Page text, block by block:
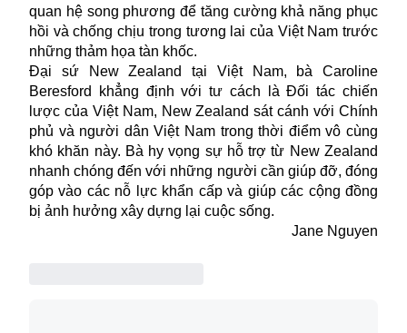
quan hệ song phương để tăng cường khả năng phục
hồi và chống chịu trong tương lai của Việt Nam trước
những thảm họa tàn khốc.
Đại sứ New Zealand tại Việt Nam, bà Caroline
Beresford khẳng định với tư cách là Đối tác chiến
lược của Việt Nam, New Zealand sát cánh với Chính
phủ và người dân Việt Nam trong thời điểm vô cùng
khó khăn này. Bà hy vọng sự hỗ trợ từ New Zealand
nhanh chóng đến với những người cần giúp đỡ, đóng
góp vào các nỗ lực khẩn cấp và giúp các cộng đồng
bị ảnh hưởng xây dựng lại cuộc sống.
Jane Nguyen